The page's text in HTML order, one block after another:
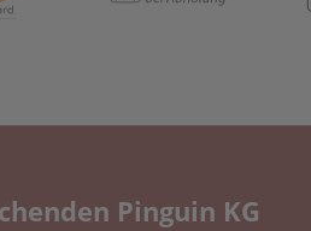
Pinguin KG